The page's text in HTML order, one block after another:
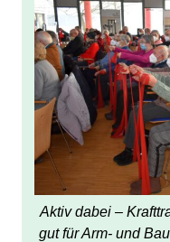
Aktiv dabei –
gut für Arm- und